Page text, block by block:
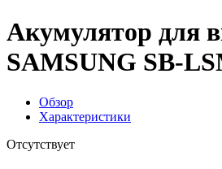
Акумулятор для
SAMSUNG SB-
Обзор
Характеристики
Отсутствует